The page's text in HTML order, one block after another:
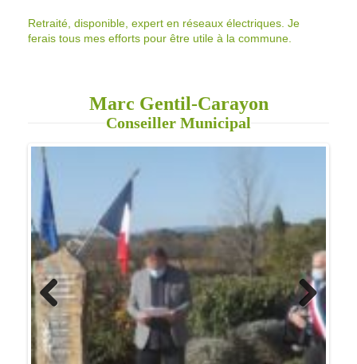
Previo
us
Next